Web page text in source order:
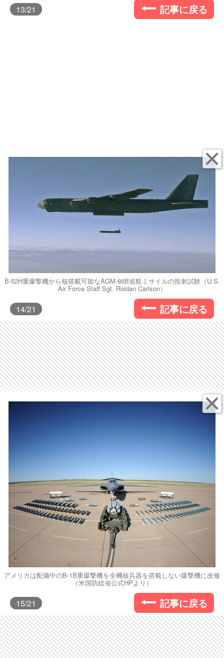
13/21 記事に戻る
B-52H重爆撃機から核搭載可能なAGM-86B巡航ミサイルの投射試験（U.S.
Air Force Staff Sgt. Roidan Carlson）
14/21 記事に戻る
アメリカは配備中のB-1B重爆撃機を全機核兵器を搭載しない爆撃機に改修
（米国防総省公式HPより）
15/21 記事に戻る